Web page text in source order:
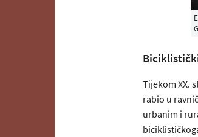
Tijekom XX.
rabio u
urbanim i